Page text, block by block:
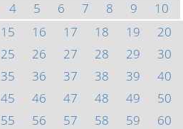
4 5 6 7 8 9
10
15 16 17 18 19
20
25 26 27 28 29
30
35 36 37 38 39
40
45 46 47 48 49
50
55 56 57 58 59
60